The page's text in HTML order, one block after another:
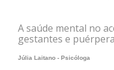
A saúde mental no
gestantes e
Júlia Laitano - Psicóloga